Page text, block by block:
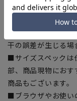
■ゆとり感には個人
入の目安としてご
■生地や仕様・デ
干の誤差が生じる場
■サイズスペックは
部、商品現物にお
商品もございます。
■ブラウザやお使い